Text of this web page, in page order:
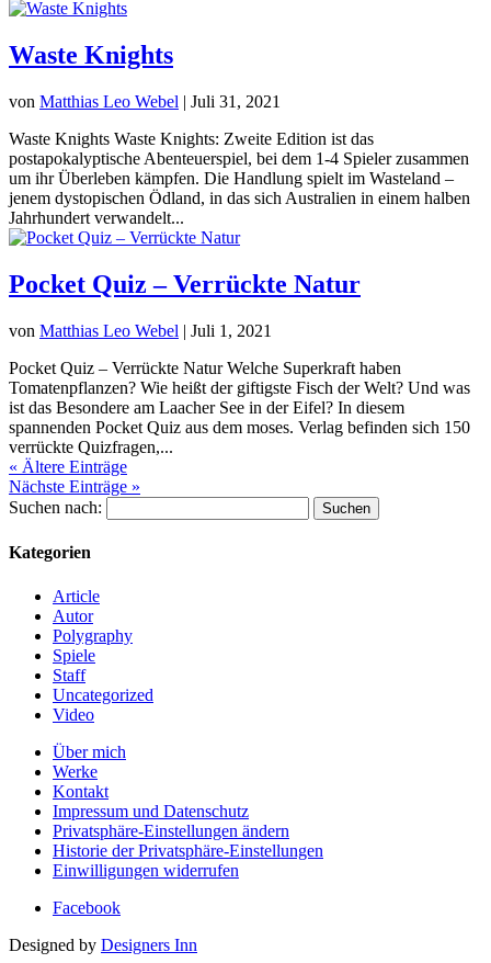
Waste Knights
von Matthias Leo Webel | Juli 31, 2021
Waste Knights Waste Knights: Zweite Edition ist das
postapokalyptische Abenteuerspiel, bei dem 1-4 Spieler zusammen
um ihr Überleben kämpfen. Die Handlung spielt im Wasteland –
jenem dystopischen Ödland, in das sich Australien in einem halben
Jahrhundert verwandelt...
Pocket Quiz – Verrückte Natur
von Matthias Leo Webel | Juli 1, 2021
Pocket Quiz – Verrückte Natur Welche Superkraft haben
Tomatenpflanzen? Wie heißt der giftigste Fisch der Welt? Und was
ist das Besondere am Laacher See in der Eifel? In diesem
spannenden Pocket Quiz aus dem moses. Verlag befinden sich 150
verrückte Quizfragen,...
« Ältere Einträge
Nächste Einträge »
Suchen nach:
Kategorien
Article
Autor
Polygraphy
Spiele
Staff
Uncategorized
Video
Über mich
Werke
Kontakt
Impressum und Datenschutz
Privatsphäre-Einstellungen ändern
Historie der Privatsphäre-Einstellungen
Einwilligungen widerrufen
Facebook
Designed by Designers Inn